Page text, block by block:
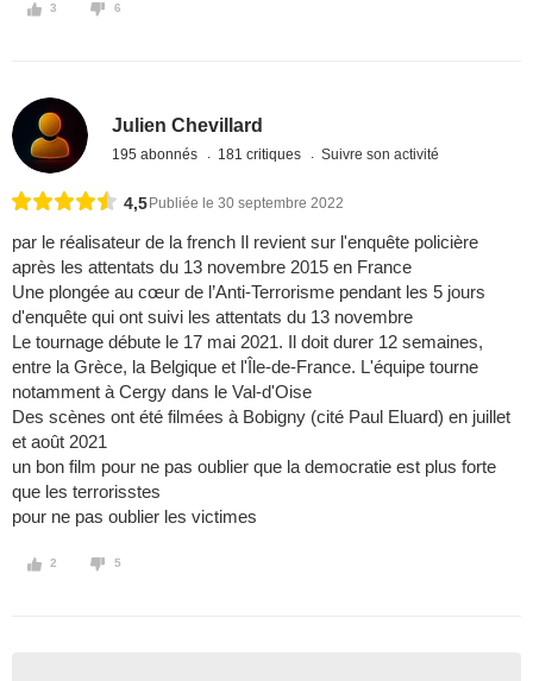
3 6
Julien Chevillard
195 abonnés 181 critiques Suivre son activité
4,5 Publiée le 30 septembre 2022
par le réalisateur de la french Il revient sur l'enquête policière
après les attentats du 13 novembre 2015 en France
Une plongée au cœur de l’Anti-Terrorisme pendant les 5 jours
d'enquête qui ont suivi les attentats du 13 novembre
Le tournage débute le 17 mai 2021. Il doit durer 12 semaines,
entre la Grèce, la Belgique et l'Île-de-France. L'équipe tourne
notamment à Cergy dans le Val-d'Oise
Des scènes ont été filmées à Bobigny (cité Paul Eluard) en juillet
et août 2021
un bon film pour ne pas oublier que la democratie est plus forte
que les terrorisstes
pour ne pas oublier les victimes
2 5